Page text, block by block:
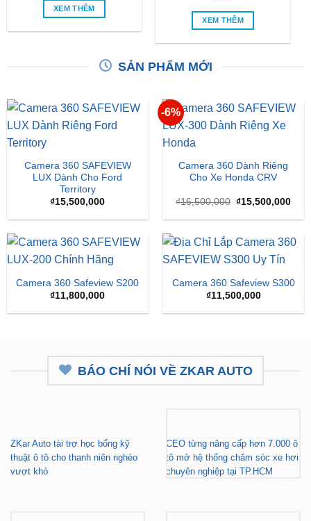
XEM THÊM
XEM THÊM
SẢN PHẨM MỚI
Camera 360 SAFEVIEW
LUX Dành Cho Ford
Territory
₫15,500,000
-6%
Camera 360 Dành Riêng
Cho Xe Honda CRV
₫16,500,000 Giá
là:
₫15,500,000Giá
tại
Camera 360 Safeview S200
₫11,800,000
Camera 360 Safeview S300
₫11,500,000
BÁO CHÍ NÓI VỀ ZKAR AUTO
ZKar Auto tài trợ học bổng kỹ
thuật ô tô cho thanh niên nghèo
vượt khó
CEO từng nâng cấp hơn 7.000 ô
tô mở hệ thống chăm sóc xe hơi
chuyên nghiệp tại TP.HCM